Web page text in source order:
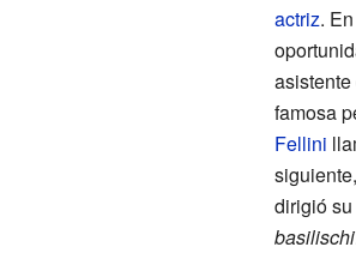
actriz.
famosa
Fellini
dirigió
basilischi